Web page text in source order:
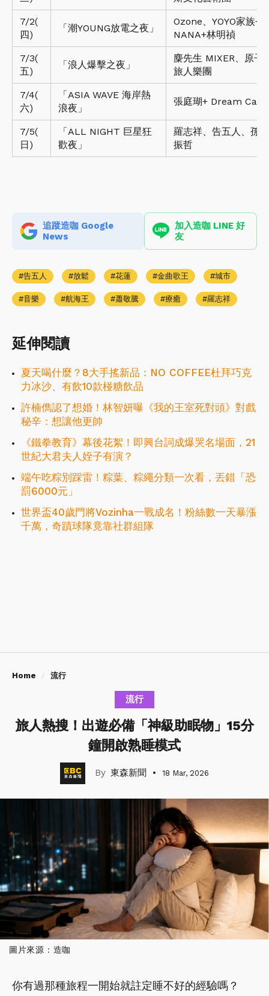
7/2(
四)
「潮YOUNG放電之夜」
Ozone、YOYO家族
NANA+林明禎
7/3(
五)
「浪人爆擊之夜」
麋先生 MIXER、原
旅人樂團
7/4(
六)
「ASIA WAVE 海岸熱
浪夜」
張庭瑚+ Dream
7/5(
日)
「ALL NIGHT 巨星狂
歡夜」
羅志祥、告五人、孫
振哲
追蹤造咖 Google
News
加入造咖 LINE 好
友
告五人 放鬆 花蓮 金曲歌王 城市
音樂 航海王 蕭敬騰 療癒 羅志祥
延伸閱讀
夏天喝什麼？8大手搖新品：NO COFFEE杜拜巧克
力冰沙、有飲10款椪糖飲品
許楠儁認了想婚！林智妍曝《我的王室死對頭》對戲
秘辛：想讓他更帥
《鐵拳教育》幕後花絮！即興台詞成爆哭名場面，21
世紀大君夫人姪子有演？
端午吃粽別踩雷！粽葉、粽繩分類一次看，丟錯「恐
罰6000元」
世界盃40歲門將Vozinha一戰成名！粉絲數一天暴漲
千萬，奇蹟球隊竟靠社群組隊
Home 流行
流行
旅人熱搜！出遊必備「神級助眠物」15分
鐘開啟熟睡模式
東森新聞 18 Mar, 2026
圖片來源：造咖
你有過那種旅程一開始就註定睡不好的經驗嗎？